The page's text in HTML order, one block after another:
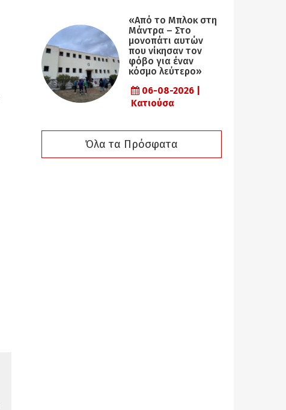
«Από το Μπλοκ στη
Μάντρα – Στο
μονοπάτι αυτών
που νίκησαν τον
φόβο για έναν
κόσμο λεύτερο»
06-08-2026 |
Κατιούσα
Όλα τα Πρόσφατα